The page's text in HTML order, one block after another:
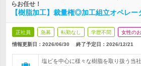
らお任せ！
【樹脂加工】裁量権◎加工組立オペレー
正社員 急募 転勤なし 学歴不問 女性の
情報更新日：2026/06/30 終了予定日： 2026/12/21
塩ビを中心に様々な樹脂を取り扱う当